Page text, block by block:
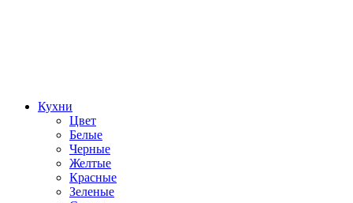
Кухни
Цвет
Белые
Черные
Желтые
Красные
Зеленые